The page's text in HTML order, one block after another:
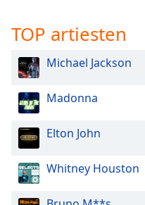
Opacity
Caption
Background
Color
Opacity
Font
TOP artiesten
Michael Jackson
Madonna
Elton John
Whitney Houston